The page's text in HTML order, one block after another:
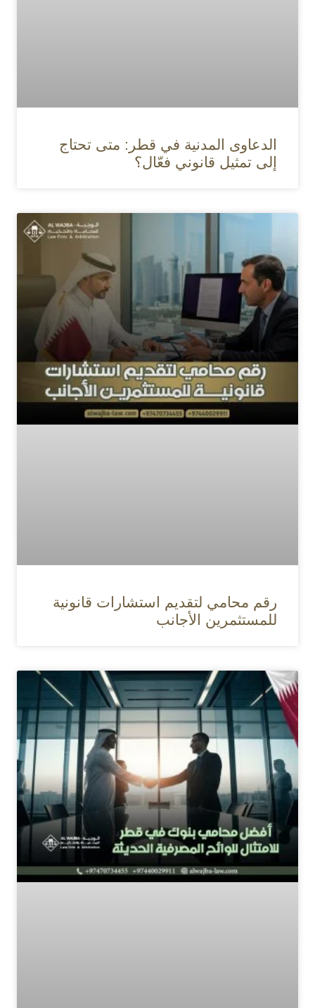
الدعاوى المدنية في قطر: متى تحتاج
إلى تمثيل قانوني فعّال؟
رقم محامي لتقديم استشارات قانونية
للمستثمرين الأجانب